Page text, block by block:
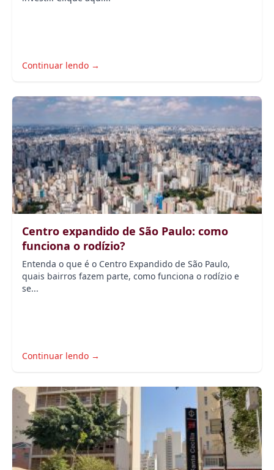
Continuar lendo →
Centro expandido de São Paulo: como
funciona o rodízio?
Entenda o que é o Centro Expandido de São Paulo,
quais bairros fazem parte, como funciona o rodízio e
se...
Continuar lendo →